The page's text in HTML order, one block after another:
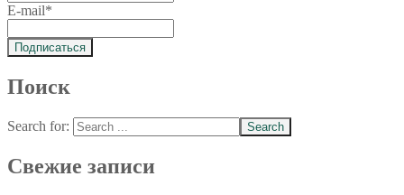
E-mail*
Поиск
Search for:
Свежие записи